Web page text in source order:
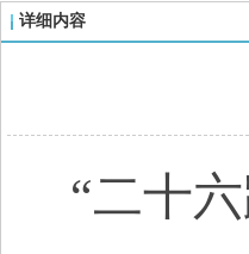
详细内容
“二十